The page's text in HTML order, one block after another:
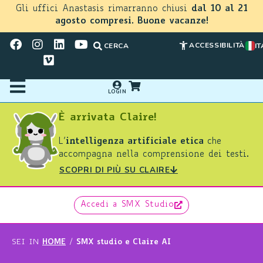
Gli uffici Anastasis rimarranno chiusi dal 10 al 21
agosto compresi. Buone vacanze!
CERCA ACCESSIBILITÀ
LOGIN
È arrivata Claire!
L’ intelligenza artificiale etica che
accompagna nella comprensione dei testi.
SCOPRI DI PIÙ SU CLAIRE
Accedi a SMX Studio
SEI IN HOME / SMX studio e Claire AI